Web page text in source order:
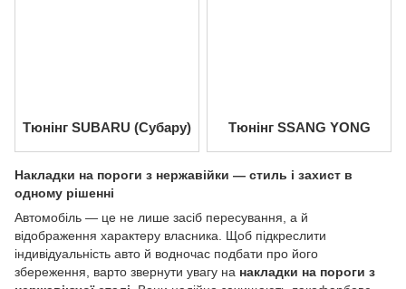
Накладки на пороги з нержавійки — стиль і захист в
одному рішенні
Автомобіль — це не лише засіб пересування, а й
відображення характеру власника. Щоб підкреслити
індивідуальність авто й водночас подбати про його
збереження, варто звернути увагу на накладки на пороги з
Тюнінг SUBARU (Субару) Тюнінг SSANG YONG